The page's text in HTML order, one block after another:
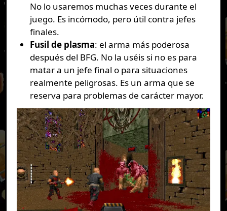
No lo usaremos muchas veces durante el
juego. Es incómodo, pero útil contra jefes
finales.
Fusil de plasma: el arma más poderosa
después del BFG. No la uséis si no es para
matar a un jefe final o para situaciones
realmente peligrosas. Es un arma que se
reserva para problemas de carácter mayor.